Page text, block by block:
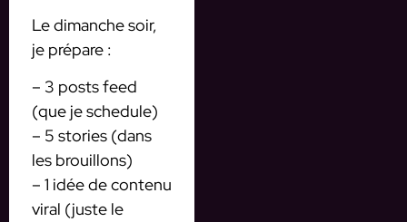
Le dimanche soir,
je prépare :
– 3 posts feed
(que je schedule)
– 5 stories (dans
les brouillons)
– 1 idée de contenu
viral (juste le